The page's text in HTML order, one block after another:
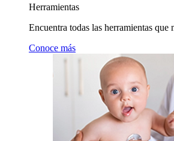
Herramientas
Encuentra todas las herramientas que
Conoce más